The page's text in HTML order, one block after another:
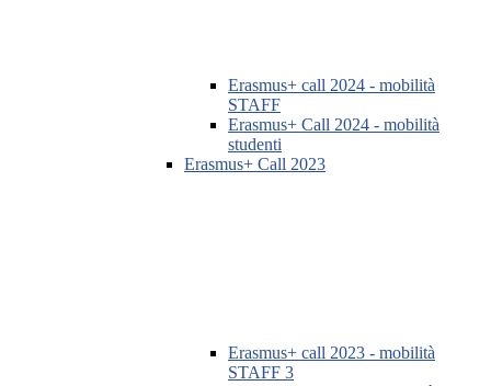
Erasmus+ call 2024 - mobilità
STAFF
Erasmus+ Call 2024 - mobilità
studenti
Erasmus+ Call 2023
Erasmus+ call 2023 - mobilità
STAFF 3